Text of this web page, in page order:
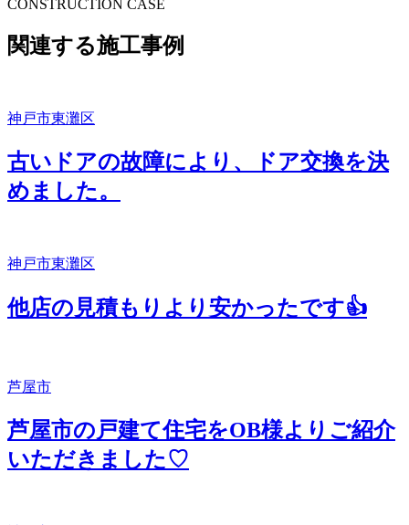
CONSTRUCTION CASE
関連する施工事例
神戸市東灘区
古いドアの故障により、ドア交換を決
めました。
神戸市東灘区
他店の見積もりより安かったです👍
芦屋市
芦屋市の戸建て住宅をOB様よりご紹介
いただきました♡